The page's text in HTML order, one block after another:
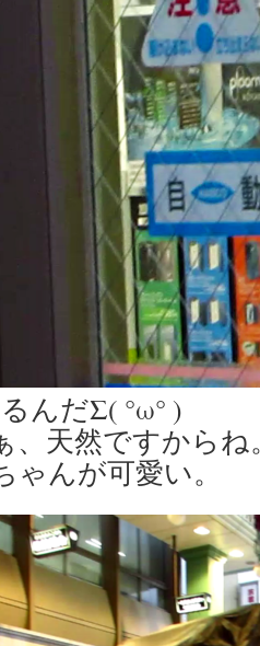
んだΣ( °ω° )
、天然ですから
ゃんが可愛い。